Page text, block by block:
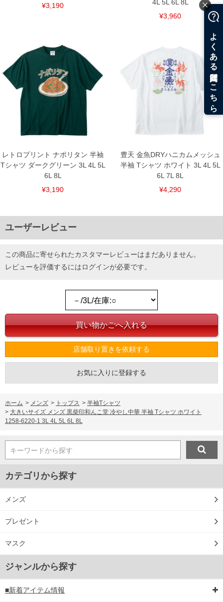
¥3,190
4L 5L 6L 8L
¥3,960
レトロプリント ナポリタン 半袖
Tシャツ ダークグリーン 3L 4L 5L
6L 8L
¥3,190
豊天 金魚DRYハニカムメッシュ
半袖 Tシャツ ホワイト 3L 4L 5L
6L 7L 8L
¥4,290
ユーザーレビュー
この商品に寄せられたカスタマーレビューはまだありません。
レビューを評価するにはログインが必要です。
店舗取り置きを依頼する
お気に入りに登録する
ホーム > メンズ > トップス > 半袖Tシャツ
> 大きいサイズ メンズ 黒柴印和んこ堂 冷やし中華 半袖 Tシャツ ホワイト
1258-6220-1 3L 4L 5L 6L 8L
キーワードから探す
カテゴリから探す
メンズ
プレゼント
マスク
ジャンルから探す
■新着アイテム情報